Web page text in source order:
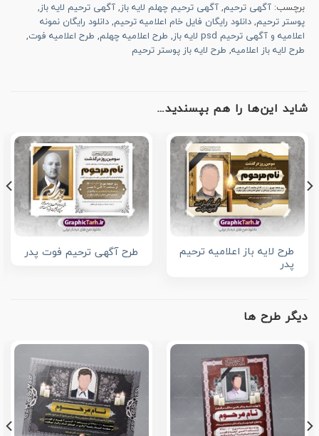
برچسب: آگهی ترحیم, آگهی ترحیم چهلم لایه باز, آگهی ترحیم لایه باز,
پوستر ترحیم, دانلود رایگان فایل خام اعلامیه ترحیم, دانلود رایگان نمونه
اعلامیه و آگهی ترحیم psd لایه باز
, طرح اعلامیه چهلم, طرح اعلامیه فوت,
طرح لایه باز اعلامیه, طرح لایه باز پوستر ترحیم
شاید این‌ها را هم بپسندید…
طرح لایه باز اعلامیه ترحیم
پدر
طرح آگهی ترحیم فوت پدر
دیگر طرح ها